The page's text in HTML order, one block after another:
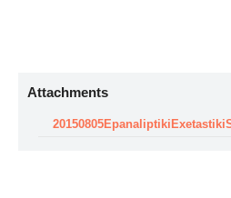
Attachments